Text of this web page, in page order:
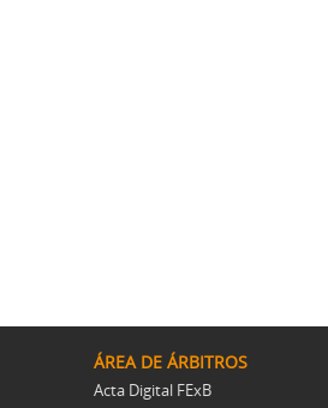
ÁREA DE ÁRBITROS
Acta Digital FExB